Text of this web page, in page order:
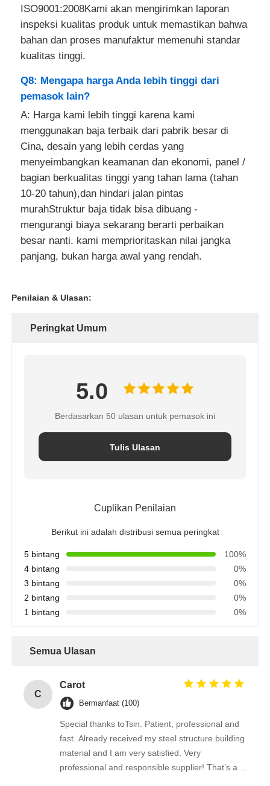
ISO9001:2008Kami akan mengirimkan laporan
inspeksi kualitas produk untuk memastikan bahwa
bahan dan proses manufaktur memenuhi standar
kualitas tinggi.
Q8: Mengapa harga Anda lebih tinggi dari
pemasok lain?
A: Harga kami lebih tinggi karena kami
menggunakan baja terbaik dari pabrik besar di
Cina, desain yang lebih cerdas yang
menyeimbangkan keamanan dan ekonomi, panel /
bagian berkualitas tinggi yang tahan lama (tahan
10-20 tahun),dan hindari jalan pintas
murahStruktur baja tidak bisa dibuang -
mengurangi biaya sekarang berarti perbaikan
besar nanti. kami memprioritaskan nilai jangka
panjang, bukan harga awal yang rendah.
Penilaian & Ulasan:
Peringkat Umum
5.0
Berdasarkan 50 ulasan untuk pemasok ini
Tulis Ulasan
Cuplikan Penilaian
Berikut ini adalah distribusi semua peringkat
5 bintang
100%
4 bintang
0%
3 bintang
0%
2 bintang
0%
1 bintang
0%
Semua Ulasan
C
Carot
Bermanfaat (100)
Special thanks toTsin. Patient, professional and
fast. Already received my steel structure building
material and I am very satisfied. Very
professional and responsible supplier! That’s a